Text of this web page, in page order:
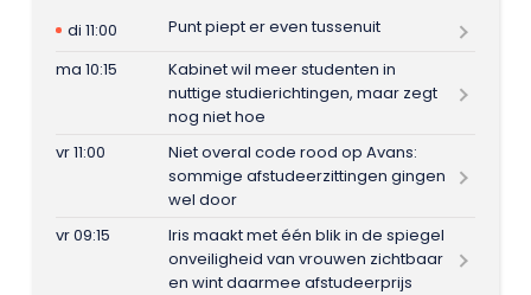
di 11:00
Punt piept er even tussenuit
ma 10:15
Kabinet wil meer studenten in
nuttige studierichtingen, maar zegt
nog niet hoe
vr 11:00
Niet overal code rood op Avans:
sommige afstudeerzittingen gingen
wel door
vr 09:15
Iris maakt met één blik in de spiegel
onveiligheid van vrouwen zichtbaar
en wint daarmee afstudeerprijs